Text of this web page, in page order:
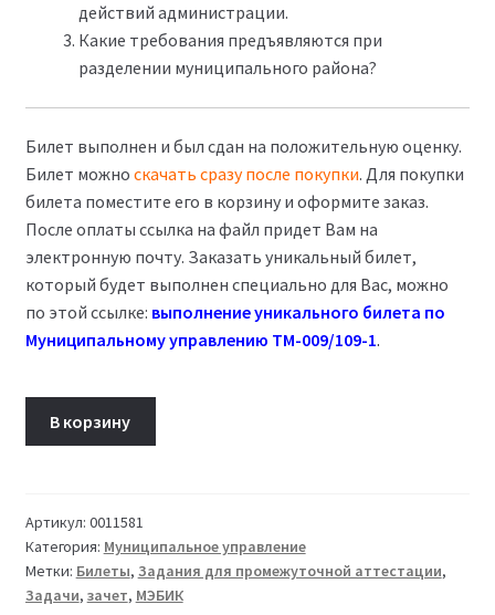
действий администрации.
Какие требования предъявляются при
разделении муниципального района?
Билет выполнен и был сдан на положительную оценку.
Билет можно скачать сразу после покупки. Для покупки
билета поместите его в корзину и оформите заказ.
После оплаты ссылка на файл придет Вам на
электронную почту. Заказать уникальный билет,
который будет выполнен специально для Вас, можно
по этой ссылке: выполнение уникального билета по
Муниципальному управлению ТМ-009/109-1.
Билет
25
ТМ-009/196-
1
В корзину
Артикул: 0011581
Категория: Муниципальное управление
Метки: Билеты, Задания для промежуточной аттестации,
Задачи, зачет, МЭБИК